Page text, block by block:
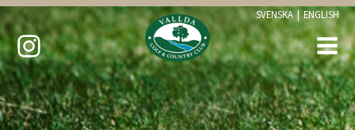
SVENSKA | ENGLISH